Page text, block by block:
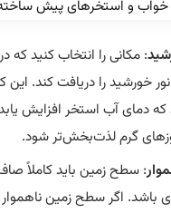
: مکانی را انتخاب کنید که
خورشید را دریافت کند. این
دمای آب استخر افزایش
گرم لذت‌بخش‌تر شود.
: سطح زمین باید کاملاً
باشد. اگر سطح زمین